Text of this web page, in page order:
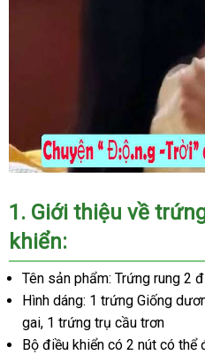
1. Giới thiệu về
khiển:
Tên sản phẩm: Trứng rung 2
Hình dáng: 1 trứng Giống
gai, 1 trứng trụ cầu trơn
Bộ điều khiển có 2 nút có thể